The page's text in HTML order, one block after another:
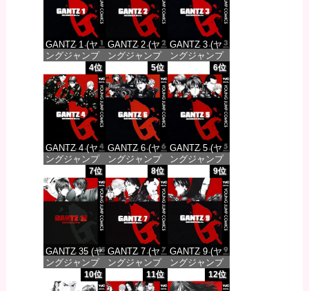
GANTZ 1 (ヤ
ングジャンプ
コミックス
DIGITAL)
価格：¥100
GANTZ 2 (ヤ
ングジャンプ
コミックス
DIGITAL)
価格：¥100
GANTZ 3 (ヤ
ングジャンプ
コミックス
DIGITAL)
価格：¥100
4位
GANTZ 4 (ヤ
ングジャンプ
コミックス
DIGITAL)
価格：¥100
5位
GANTZ 6 (ヤ
ングジャンプ
コミックス
DIGITAL)
価格：¥100
6位
GANTZ 5 (ヤ
ングジャンプ
コミックス
DIGITAL)
価格：¥100
7位
GANTZ 35 (ヤ
ングジャンプ
コミックス
DIGITAL)
8位
GANTZ 7 (ヤ
ングジャンプ
コミックス
DIGITAL)
9位
GANTZ 9 (ヤ
ングジャンプ
コミックス
DIGITAL)
10位 11位 12位